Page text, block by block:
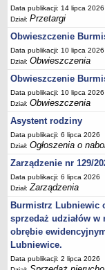
Plan pracy
Oświadczenia
Interpelacje
Zapytania radnych
Apele
JEDNOSTKI
Biblioteka -
Zespół Szkolno-
Miejsko-Gminny
Zakład
Środowiskowy
Budżet Gminy
Majątek Gminy
Sprawozdania z
Data publikacji: 14 lipca 2026
Dział:Przetargi
Obwieszczenie
Data publikacji: 10 lipca 2026
Dział:Obwieszczenia
Obwieszczenie
Data publikacji: 10 lipca 2026
Dział:Obwieszczenia
Asystent rodziny
Data publikacji: 6 lipca 2026
Dział:Ogłoszenia o
Zarządzenie nr 129/
Data publikacji: 6 lipca 2026
Dział:Zarządzenia
Burmistrz Lubniewic
sprzedaż udziałów
obrębie
Lubniewice.
Data publikacji: 2 lipca 2026